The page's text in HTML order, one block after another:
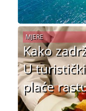
Kako
U
plaće
MJERE